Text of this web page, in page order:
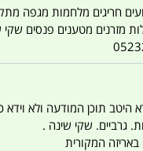
מזרנים מטענים פנסים
היטב תוכן המודעה ולא
גרביים. שקי שינה .
המקורית